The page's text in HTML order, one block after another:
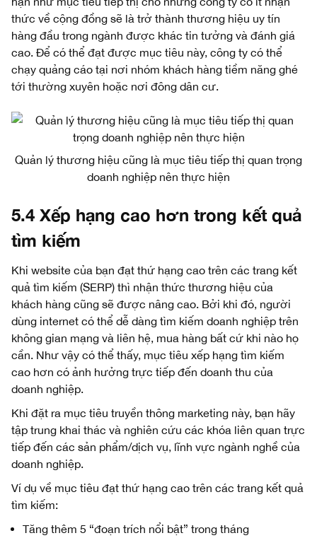
thức về cộng đồng sẽ là trở thành thương hiệu uy tín
hàng đầu trong ngành được khác tin tưởng và đánh giá
cao. Để có thể đạt được mục tiêu này, công ty có thể
chạy quảng cáo tại nơi nhóm khách hàng tiềm năng ghé
tới thường xuyên hoặc nơi đông dân cư.
Quản lý thương hiệu cũng là mục tiêu tiếp thị quan trọng
doanh nghiệp nên thực hiện
5.4 Xếp hạng cao hơn trong kết quả
tìm kiếm
Khi website của bạn đạt thứ hạng cao trên các trang kết
quả tìm kiếm (SERP) thì nhận thức thương hiệu của
khách hàng cũng sẽ được nâng cao. Bởi khi đó, người
dùng internet có thể dễ dàng tìm kiếm doanh nghiệp trên
không gian mạng và liên hệ, mua hàng bất cứ khi nào họ
cần. Như vậy có thể thấy, mục tiêu xếp hạng tìm kiếm
cao hơn có ảnh hưởng trực tiếp đến doanh thu của
doanh nghiệp.
Khi đặt ra mục tiêu truyền thông marketing này, bạn hãy
tập trung khai thác và nghiên cứu các khóa liên quan trực
tiếp đến các sản phẩm/dịch vụ, lĩnh vực ngành nghề của
doanh nghiệp.
Ví dụ về mục tiêu đạt thứ hạng cao trên các trang kết quả
tìm kiếm:
Tăng thêm 5 “đoạn trích nổi bật” trong tháng